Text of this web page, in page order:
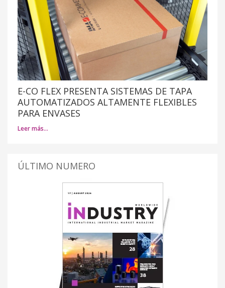
E-CO FLEX PRESENTA SISTEMAS DE TAPA
AUTOMATIZADOS ALTAMENTE FLEXIBLES
PARA ENVASES
Leer más…
ÚLTIMO NUMERO